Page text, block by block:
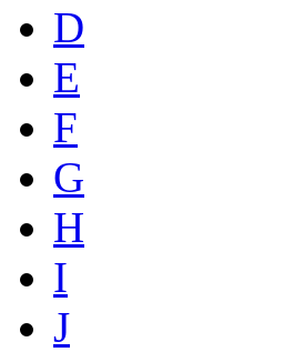
D
E
F
G
H
I
J